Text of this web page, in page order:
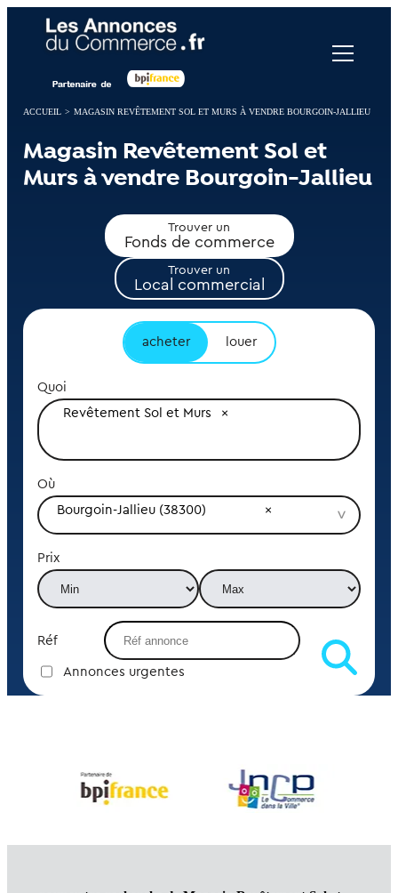
ACCUEIL > MAGASIN REVÊTEMENT SOL ET MURS À VENDRE BOURGOIN-JALLIEU
Magasin Revêtement Sol et
Murs à vendre Bourgoin-Jallieu
Trouver un
Fonds de commerce
Trouver un
Local commercial
acheter louer
Quoi
Revêtement Sol et Murs
Où
Bourgoin-Jallieu (38300)
Prix
Réf
Annonces urgentes
Panneau de gestion des cookies